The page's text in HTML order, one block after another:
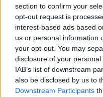
section to confirm your
opt-out request is
interest-based ads based
us or personal information
your opt-out. You may
disclosure of your
IAB’s list of downstream
also be disclosed by us to
Downstream Participants
Wellbutrin XR (646)
Verslavingsziekten
Metformine (620)
Diabetes (suikerziekte) -
Implanon
Anticonceptie - overig
Lexapro (509)